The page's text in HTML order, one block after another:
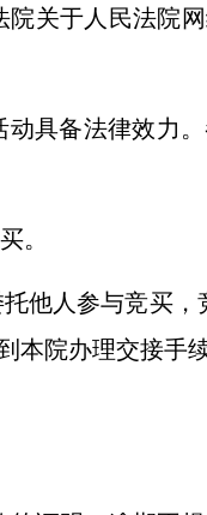
关于人民法院
具备法律效力
。
他人参与竞买
本院办理交接手